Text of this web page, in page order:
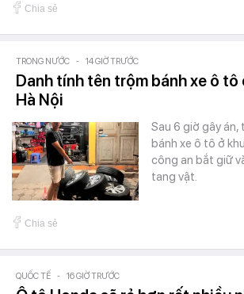
Chia sẻ
TRONG NƯỚC - 14 GIỜ TRƯỚC
Danh tính tên trộm bánh xe ô tô
Hà Nội
Sau 6 giờ gây
bánh xe ô tô ở
công an bắt giữ
tang vật.
Chia sẻ
QUỐC TẾ - 16 GIỜ TRƯỚC